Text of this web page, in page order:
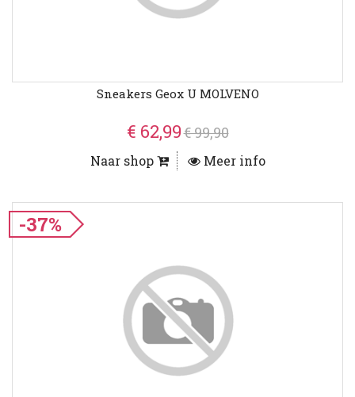
Sneakers Geox U MOLVENO
€ 62,99€ 99,90
Naar shop Meer info
-37%